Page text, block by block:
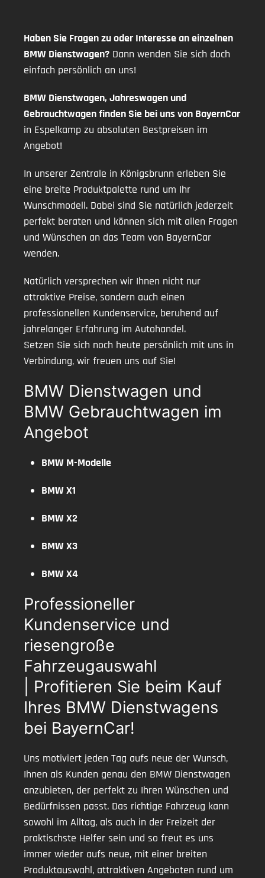
Haben Sie Fragen zu oder Interesse an einzelnen
BMW Dienstwagen? Dann wenden Sie sich doch
einfach persönlich an uns!
BMW Dienstwagen, Jahreswagen und
Gebrauchtwagen finden Sie bei uns von BayernCar
in Espelkamp zu absoluten Bestpreisen im
Angebot!
In unserer Zentrale in Königsbrunn erleben Sie
eine breite Produktpalette rund um Ihr
Wunschmodell. Dabei sind Sie natürlich jederzeit
perfekt beraten und können sich mit allen Fragen
und Wünschen an das Team von BayernCar
wenden.
Natürlich versprechen wir Ihnen nicht nur
attraktive Preise, sondern auch einen
professionellen Kundenservice, beruhend auf
jahrelanger Erfahrung im Autohandel.
Setzen Sie sich noch heute persönlich mit uns in
Verbindung, wir freuen uns auf Sie!
BMW Dienstwagen und
BMW Gebrauchtwagen im
Angebot
BMW M-Modelle
BMW X1
BMW X2
BMW X3
BMW X4
Professioneller
Kundenservice und
riesengroße
Fahrzeugauswahl
| Profitieren Sie beim Kauf
Ihres BMW Dienstwagens
bei BayernCar!
Uns motiviert jeden Tag aufs neue der Wunsch,
Ihnen als Kunden genau den BMW Dienstwagen
anzubieten, der perfekt zu Ihren Wünschen und
Bedürfnissen passt. Das richtige Fahrzeug kann
sowohl im Alltag, als auch in der Freizeit der
praktischste Helfer sein und so freut es uns
immer wieder aufs neue, mit einer breiten
Produktauswahl, attraktiven Angeboten rund um